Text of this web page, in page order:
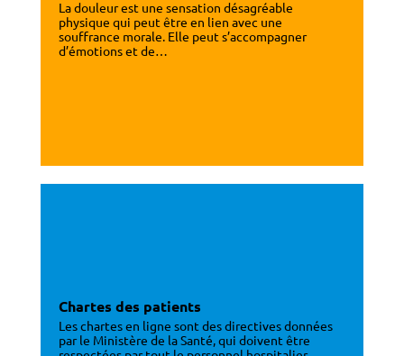
La douleur est une sensation désagréable
physique qui peut être en lien avec une
souffrance morale. Elle peut s’accompagner
d’émotions et de…
Chartes des patients
Les chartes en ligne sont des directives données
par le Ministère de la Santé, qui doivent être